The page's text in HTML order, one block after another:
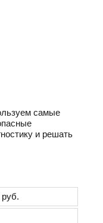
самые
и решать